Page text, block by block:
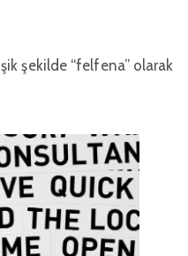
şekilde “felfena” olarak